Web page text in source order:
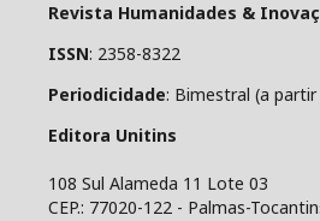
Revista Humanidades &
ISSN: 2358-8322
Periodicidade: Bimestral (a partir
Editora Unitins
108 Sul Alameda 11 Lote 03
CEP.: 77020-122 - Palmas-